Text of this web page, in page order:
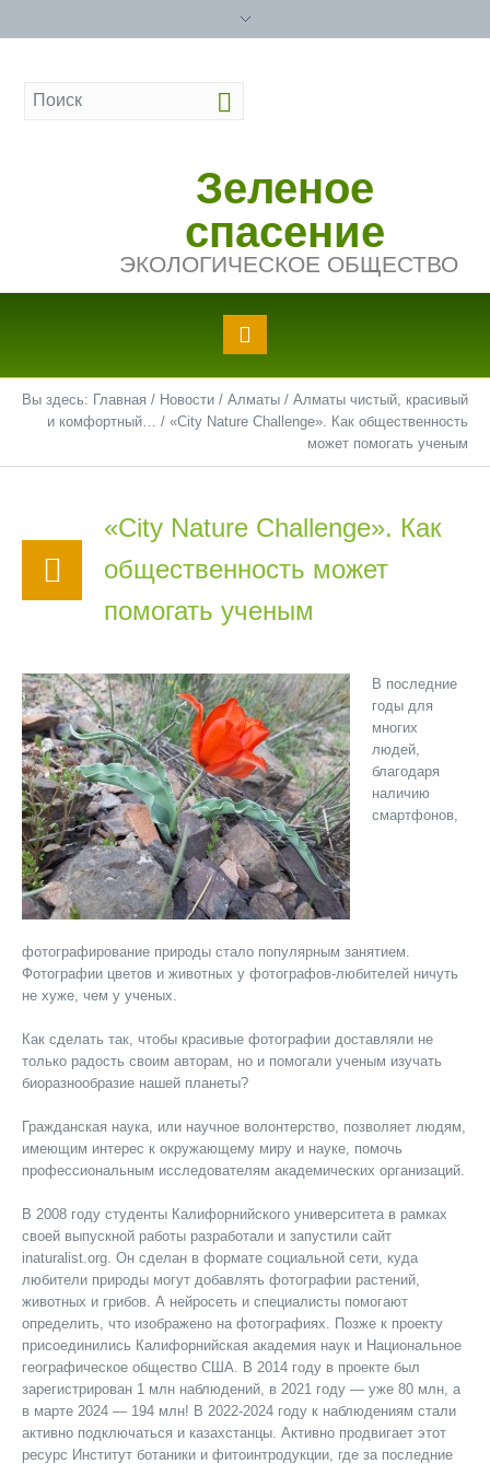
Зеленое
спасение
ЭКОЛОГИЧЕСКОЕ ОБЩЕСТВО
Вы здесь: Главная / Новости / Алматы / Алматы чистый, красивый
и комфортный… / «City Nature Challenge». Как общественность
может помогать ученым
«City Nature Challenge». Как
общественность может
помогать ученым
В последние
годы для
многих
людей,
благодаря
наличию
смартфонов,
фотографирование природы стало популярным занятием.
Фотографии цветов и животных у фотографов-любителей ничуть
не хуже, чем у ученых.
Как сделать так, чтобы красивые фотографии доставляли не
только радость своим авторам, но и помогали ученым изучать
биоразнообразие нашей планеты?
Гражданская наука, или научное волонтерство, позволяет людям,
имеющим интерес к окружающему миру и науке, помочь
профессиональным исследователям академических организаций.
В 2008 году студенты Калифорнийского университета в рамках
своей выпускной работы разработали и запустили сайт
inaturalist.org. Он сделан в формате социальной сети, куда
любители природы могут добавлять фотографии растений,
животных и грибов. А нейросеть и специалисты помогают
определить, что изображено на фотографиях. Позже к проекту
присоединились Калифорнийская академия наук и Национальное
географическое общество США. В 2014 году в проекте был
зарегистрирован 1 млн наблюдений, в 2021 году — уже 80 млн, а
в марте 2024 — 194 млн! В 2022-2024 году к наблюдениям стали
активно подключаться и казахстанцы. Активно продвигает этот
ресурс Институт ботаники и фитоинтродукции, где за последние